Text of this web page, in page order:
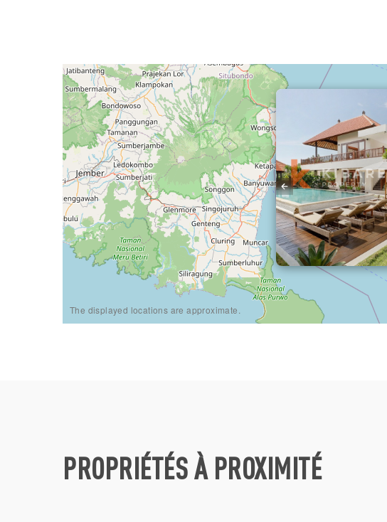
1
The displayed locations are approximate.
PROPRIÉTÉS À PROXIMITÉ